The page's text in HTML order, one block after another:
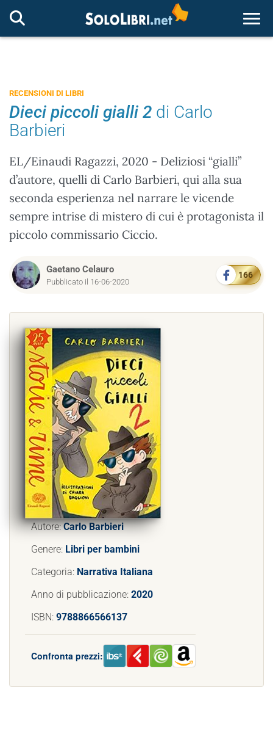
RECENSIONI DI LIBRI
Dieci piccoli gialli 2 di Carlo
Barbieri
EL/Einaudi Ragazzi, 2020 - Deliziosi “gialli”
d’autore, quelli di Carlo Barbieri, qui alla sua
seconda esperienza nel narrare le vicende
sempre intrise di mistero di cui è protagonista il
piccolo commissario Ciccio.
Gaetano Celauro
Pubblicato il 16-06-2020
166
Autore:Carlo Barbieri
Genere: Libri per bambini
Categoria: Narrativa Italiana
Anno di pubblicazione: 2020
ISBN: 9788866566137
Confronta prezzi: